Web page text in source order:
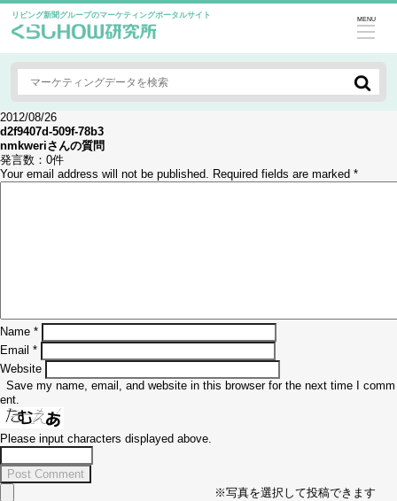
リビング新聞グループのマーケティングポータルサイト MENU
2012/08/26
d2f9407d-509f-78b3
nmkweriさんの質問
発言数： 0件
Your email address will not be published. Required fields are marked *
Name *
Email *
Website
Save my name, email, and website in this browser for the next time I comm
ent.
Please input characters displayed above.
※写真を選択して投稿できます